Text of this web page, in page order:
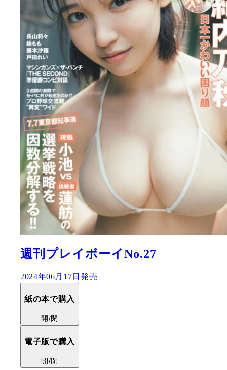
週刊プレイボーイNo.27
2024年06月17日発売
紙の本で購入
開/閉
電子版で購入
開/閉